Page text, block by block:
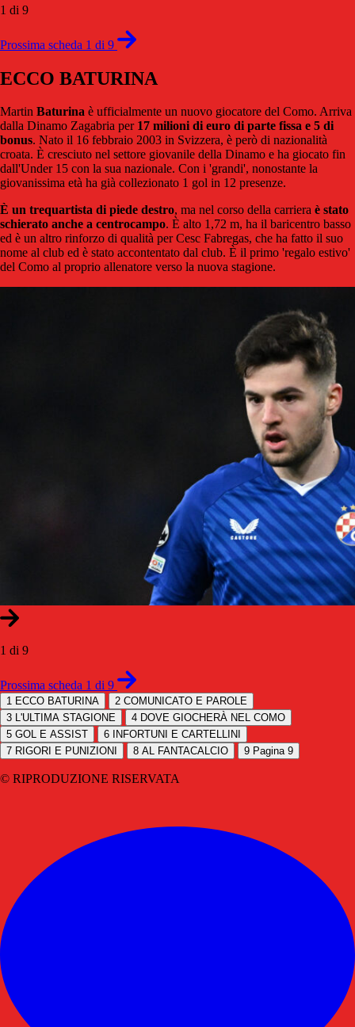
1 di 9
Prossima scheda 1 di 9
ECCO BATURINA
Martin Baturina è ufficialmente un nuovo giocatore del Como. Arriva
dalla Dinamo Zagabria per 17 milioni di euro di parte fissa e 5 di
bonus. Nato il 16 febbraio 2003 in Svizzera, è però di nazionalità
croata. È cresciuto nel settore giovanile della Dinamo e ha giocato fin
dall'Under 15 con la sua nazionale. Con i 'grandi', nonostante la
giovanissima età ha già collezionato 1 gol in 12 presenze.
È un trequartista di piede destro, ma nel corso della carriera è stato
schierato anche a centrocampo. È alto 1,72 m, ha il baricentro basso
ed è un altro rinforzo di qualità per Cesc Fabregas, che ha fatto il suo
nome al club ed è stato accontentato dal club. È il primo 'regalo estivo'
del Como al proprio allenatore verso la nuova stagione.
1 di 9
Prossima scheda 1 di 9
1 ECCO BATURINA 2 COMUNICATO E PAROLE
3 L'ULTIMA STAGIONE 4 DOVE GIOCHERÀ NEL COMO
5 GOL E ASSIST 6
INFORTUNI E CARTELLINI
7 RIGORI E PUNIZIONI 8 AL FANTACALCIO 9 Pagina 9
© RIPRODUZIONE RISERVATA